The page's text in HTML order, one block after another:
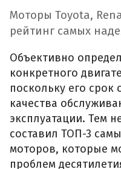
Моторы Toyota,
рейтинг самых
Объективно
конкретного
поскольку его
качества
эксплуатации. Тем
составил ТОП-3
моторов, которые
проблем